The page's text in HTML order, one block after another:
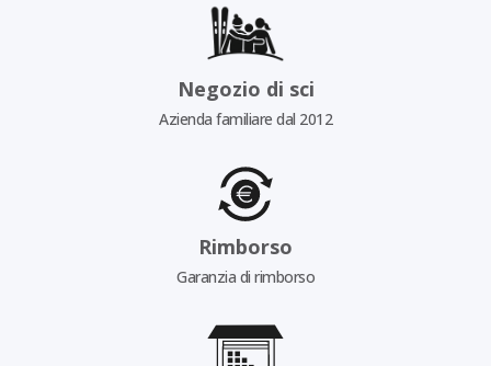
Negozio di sci
Azienda familiare dal 2012
Rimborso
Garanzia di rimborso